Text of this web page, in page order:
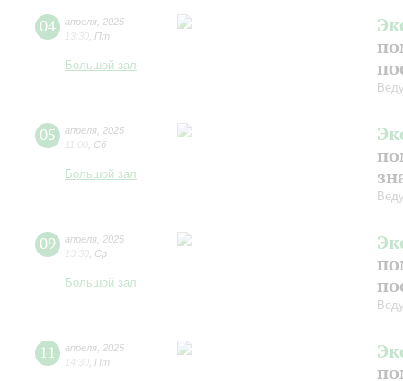
04 апреля 2025
13:30 Пт
Большой зал
05 апреля 2025
11:00 Сб
Большой зал
09 апреля 2025
13:30 Ср
Большой зал
11 апреля 2025
14:30 Пт